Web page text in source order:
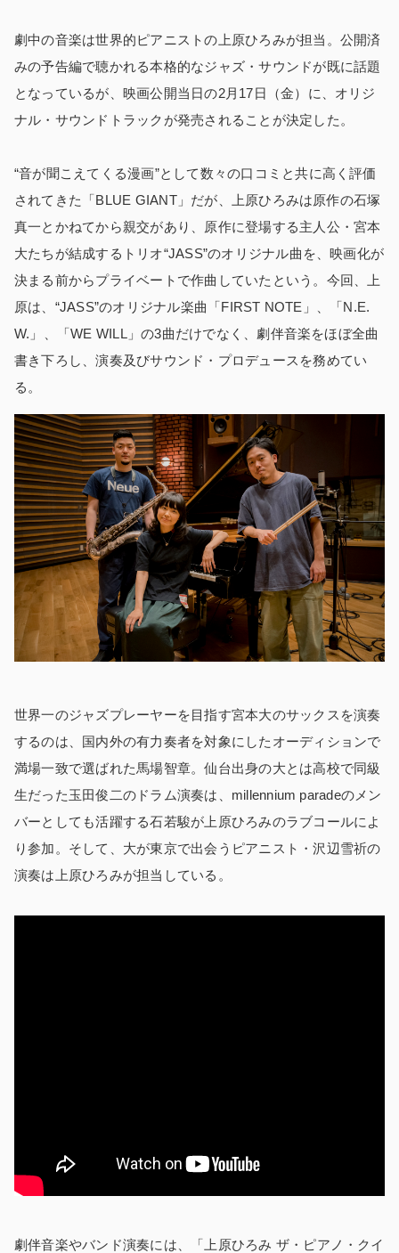
劇中の音楽は世界的ピアニストの上原ひろみが担当。公開済
みの予告編で聴かれる本格的なジャズ・サウンドが既に話題
となっているが、映画公開当日の2月17日（金）に、オリジ
ナル・サウンドトラックが発売されることが決定した。
“音が聞こえてくる漫画”として数々の口コミと共に高く評価
されてきた「BLUE GIANT」だが、上原ひろみは原作の石塚
真一とかねてから親交があり、原作に登場する主人公・宮本
大たちが結成するトリオ“JASS”のオリジナル曲を、映画化が
決まる前からプライベートで作曲していたという。今回、上
原は、“JASS”のオリジナル楽曲「FIRST NOTE」、「N.E.
W.」、「WE WILL」の3曲だけでなく、劇伴音楽をほぼ全曲
書き下ろし、演奏及びサウンド・プロデュースを務めてい
る。
世界一のジャズプレーヤーを目指す宮本大のサックスを演奏
するのは、国内外の有力奏者を対象にしたオーディションで
満場一致で選ばれた馬場智章。仙台出身の大とは高校で同級
生だった玉田俊二のドラム演奏は、millennium paradeのメン
バーとしても活躍する石若駿が上原ひろみのラブコールによ
り参加。そして、大が東京で出会うピアニスト・沢辺雪祈の
演奏は上原ひろみが担当している。
劇伴音楽やバンド演奏には、「上原ひろみ ザ・ピアノ・クイ